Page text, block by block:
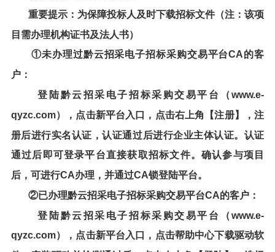
重要提示：为保障投标人及时下载招标文件（注：该项
目需办理机构证书及法人书）
①未办理过黔云招采电子招标采购交易平台CA的客
户：
登陆黔云招采电子招标采购交易平台 （www.e-
qyzc.com），点击新平台入口，点击右上角【注册】，注
册后进行实名认证，认证通过后进行企业主体认证。认证
通过后即可登录平台直接获取招标文件。确认参与项目
后，可进行CA办理，并通过CA锁登陆平台。
②已办理黔云招采电子招标采购交易平台CA的客户：
登陆黔云招采电子招标采购交易平台 （www.e-
qyzc.com），点击新平台入口，点击帮助中心下载驱动软